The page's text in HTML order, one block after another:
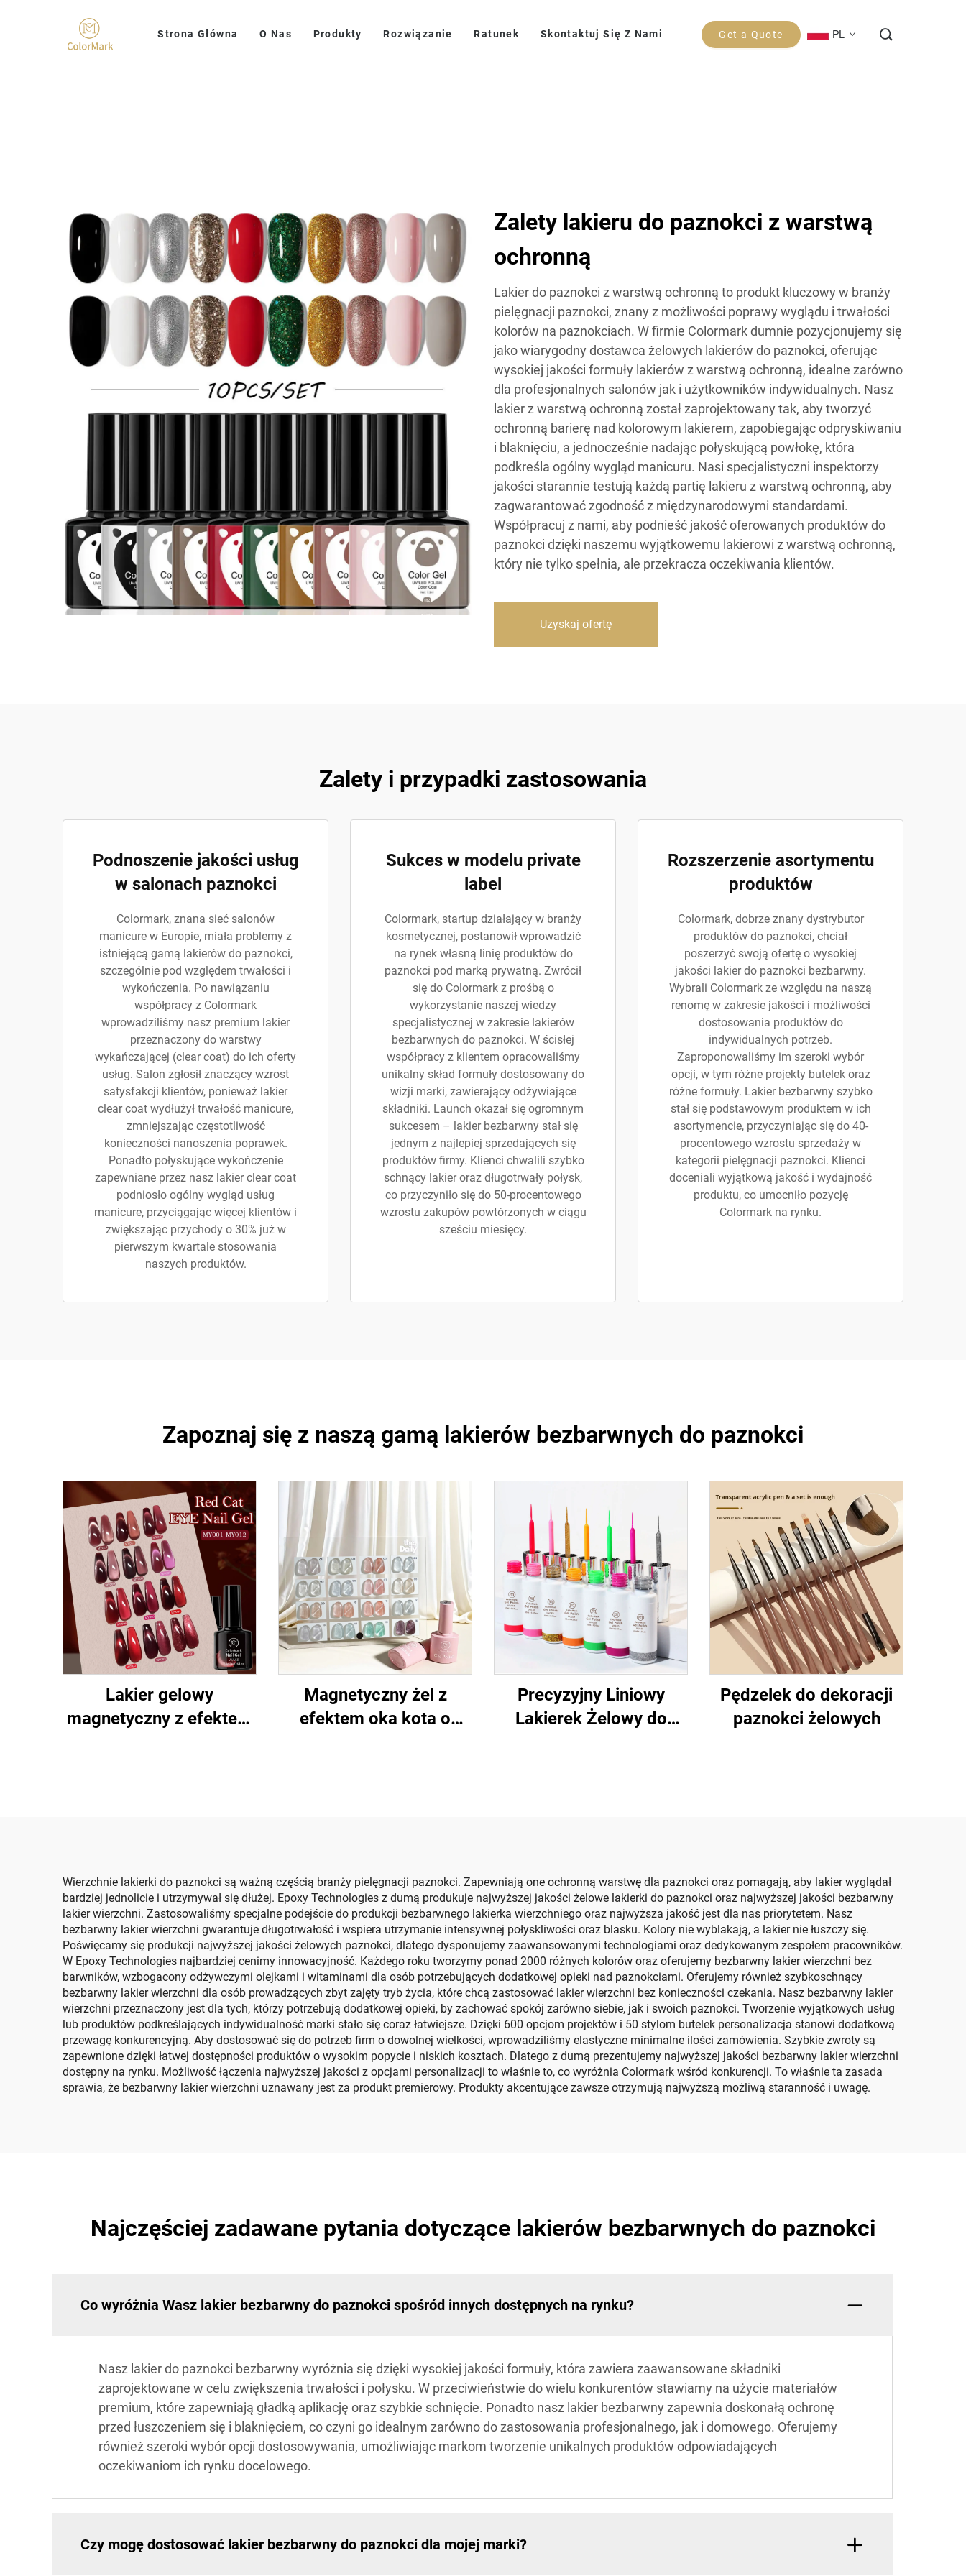
Strona Główna O Nas Produkty Rozwiązanie Ratunek Skontaktuj Się Z Nami Get a Quote PL
Zalety lakieru do paznokci z warstwą
ochronną
Lakier do paznokci z warstwą ochronną to produkt kluczowy w branży
pielęgnacji paznokci, znany z możliwości poprawy wyglądu i trwałości
kolorów na paznokciach. W firmie Colormark dumnie pozycjonujemy się
jako wiarygodny dostawca żelowych lakierów do paznokci, oferując
wysokiej jakości formuły lakierów z warstwą ochronną, idealne zarówno
dla profesjonalnych salonów jak i użytkowników indywidualnych. Nasz
lakier z warstwą ochronną został zaprojektowany tak, aby tworzyć
ochronną barierę nad kolorowym lakierem, zapobiegając odpryskiwaniu
i blaknięciu, a jednocześnie nadając połyskującą powłokę, która
podkreśla ogólny wygląd manicuru. Nasi specjalistyczni inspektorzy
jakości starannie testują każdą partię lakieru z warstwą ochronną, aby
zagwarantować zgodność z międzynarodowymi standardami.
Współpracuj z nami, aby podnieść jakość oferowanych produktów do
paznokci dzięki naszemu wyjątkowemu lakierowi z warstwą ochronną,
który nie tylko spełnia, ale przekracza oczekiwania klientów.
Uzyskaj ofertę
Zalety i przypadki zastosowania
Podnoszenie jakości usług
w salonach paznokci
Colormark, znana sieć salonów
manicure w Europie, miała problemy z
istniejącą gamą lakierów do paznokci,
szczególnie pod względem trwałości i
wykończenia. Po nawiązaniu
współpracy z Colormark
wprowadziliśmy nasz premium lakier
przeznaczony do warstwy
wykańczającej (clear coat) do ich oferty
usług. Salon zgłosił znaczący wzrost
satysfakcji klientów, ponieważ lakier
clear coat wydłużył trwałość manicure,
zmniejszając częstotliwość
konieczności nanoszenia poprawek.
Ponadto połyskujące wykończenie
zapewniane przez nasz lakier clear coat
podniosło ogólny wygląd usług
manicure, przyciągając więcej klientów i
zwiększając przychody o 30% już w
pierwszym kwartale stosowania
naszych produktów.
Sukces w modelu private
label
Colormark, startup działający w branży
kosmetycznej, postanowił wprowadzić
na rynek własną linię produktów do
paznokci pod marką prywatną. Zwrócił
się do Colormark z prośbą o
wykorzystanie naszej wiedzy
specjalistycznej w zakresie lakierów
bezbarwnych do paznokci. W ścisłej
współpracy z klientem opracowaliśmy
unikalny skład formuły dostosowany do
wizji marki, zawierający odżywiające
składniki. Launch okazał się ogromnym
sukcesem – lakier bezbarwny stał się
jednym z najlepiej sprzedających się
produktów firmy. Klienci chwalili szybko
schnący lakier oraz długotrwały połysk,
co przyczyniło się do 50-procentowego
wzrostu zakupów powtórzonych w ciągu
sześciu miesięcy.
Rozszerzenie asortymentu
produktów
Colormark, dobrze znany dystrybutor
produktów do paznokci, chciał
poszerzyć swoją ofertę o wysokiej
jakości lakier do paznokci bezbarwny.
Wybrali Colormark ze względu na naszą
renomę w zakresie jakości i możliwości
dostosowania produktów do
indywidualnych potrzeb.
Zaproponowaliśmy im szeroki wybór
opcji, w tym różne projekty butelek oraz
różne formuły. Lakier bezbarwny szybko
stał się podstawowym produktem w ich
asortymencie, przyczyniając się do 40-
procentowego wzrostu sprzedaży w
kategorii pielęgnacji paznokci. Klienci
doceniali wyjątkową jakość i wydajność
produktu, co umocniło pozycję
Colormark na rynku.
Zapoznaj się z naszą gamą lakierów bezbarwnych do paznokci
Lakier gelowy
magnetyczny z efektem
Magnetyczny żel z
efektem oka kota o
Precyzyjny Liniowy
Lakierek Żelowy do
Pędzelek do dekoracji
paznokci żelowych
Wierzchnie lakierki do paznokci są ważną częścią branży pielęgnacji paznokci. Zapewniają one ochronną warstwę dla paznokci oraz pomagają, aby lakier wyglądał
bardziej jednolicie i utrzymywał się dłużej. Epoxy Technologies z dumą produkuje najwyższej jakości żelowe lakierki do paznokci oraz najwyższej jakości bezbarwny
lakier wierzchni. Zastosowaliśmy specjalne podejście do produkcji bezbarwnego lakierka wierzchniego oraz najwyższa jakość jest dla nas priorytetem. Nasz
bezbarwny lakier wierzchni gwarantuje długotrwałość i wspiera utrzymanie intensywnej połyskliwości oraz blasku. Kolory nie wyblakają, a lakier nie łuszczy się.
Poświęcamy się produkcji najwyższej jakości żelowych paznokci, dlatego dysponujemy zaawansowanymi technologiami oraz dedykowanym zespołem pracowników.
W Epoxy Technologies najbardziej cenimy innowacyjność. Każdego roku tworzymy ponad 2000 różnych kolorów oraz oferujemy bezbarwny lakier wierzchni bez
barwników, wzbogacony odżywczymi olejkami i witaminami dla osób potrzebujących dodatkowej opieki nad paznokciami. Oferujemy również szybkoschnący
bezbarwny lakier wierzchni dla osób prowadzących zbyt zajęty tryb życia, które chcą zastosować lakier wierzchni bez konieczności czekania. Nasz bezbarwny lakier
wierzchni przeznaczony jest dla tych, którzy potrzebują dodatkowej opieki, by zachować spokój zarówno siebie, jak i swoich paznokci. Tworzenie wyjątkowych usług
lub produktów podkreślających indywidualność marki stało się coraz łatwiejsze. Dzięki 600 opcjom projektów i 50 stylom butelek personalizacja stanowi dodatkową
przewagę konkurencyjną. Aby dostosować się do potrzeb firm o dowolnej wielkości, wprowadziliśmy elastyczne minimalne ilości zamówienia. Szybkie zwroty są
zapewnione dzięki łatwej dostępności produktów o wysokim popycie i niskich kosztach. Dlatego z dumą prezentujemy najwyższej jakości bezbarwny lakier wierzchni
dostępny na rynku. Możliwość łączenia najwyższej jakości z opcjami personalizacji to właśnie to, co wyróżnia Colormark wśród konkurencji. To właśnie ta zasada
sprawia, że bezbarwny lakier wierzchni uznawany jest za produkt premierowy. Produkty akcentujące zawsze otrzymują najwyższą możliwą staranność i uwagę.
Najczęściej zadawane pytania dotyczące lakierów bezbarwnych do paznokci
Co wyróżnia Wasz lakier bezbarwny do paznokci spośród innych dostępnych na rynku?
Nasz lakier do paznokci bezbarwny wyróżnia się dzięki wysokiej jakości formuły, która zawiera zaawansowane składniki
zaprojektowane w celu zwiększenia trwałości i połysku. W przeciwieństwie do wielu konkurentów stawiamy na użycie materiałów
premium, które zapewniają gładką aplikację oraz szybkie schnięcie. Ponadto nasz lakier bezbarwny zapewnia doskonałą ochronę
przed łuszczeniem się i blaknięciem, co czyni go idealnym zarówno do zastosowania profesjonalnego, jak i domowego. Oferujemy
również szeroki wybór opcji dostosowywania, umożliwiając markom tworzenie unikalnych produktów odpowiadających
oczekiwaniom ich rynku docelowego.
Czy mogę dostosować lakier bezbarwny do paznokci dla mojej marki?